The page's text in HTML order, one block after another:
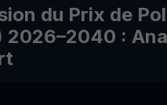
du Prix de
2026–2040 :